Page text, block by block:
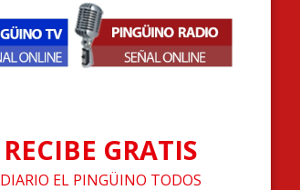
RECIBE GRATIS
DIARIO EL PINGÜINO TODOS